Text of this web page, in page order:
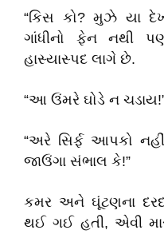
“કિસ કો? મુઝે યા
ગાંધીનો ફેન નથી
હાસ્યાસ્પદ લાગે છે.
“આ ઉંમરે ઘોડે ન
“અરે સિર્ફ આપકો
જાઉંગા સંભાલ કે!”
કમર અને ઘૂંટણના
થઈ ગઈ હતી, એવી